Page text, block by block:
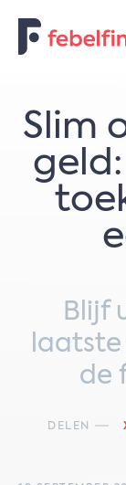
​​Slim
Blijf
de
DELEN